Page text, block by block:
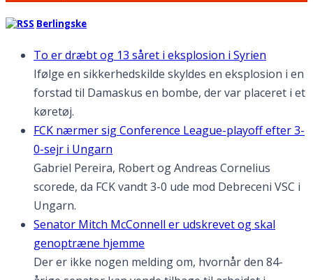
Berlingske
To er dræbt og 13 såret i eksplosion i Syrien
Ifølge en sikkerhedskilde skyldes en eksplosion i en
forstad til Damaskus en bombe, der var placeret i et
køretøj.
FCK nærmer sig Conference League-playoff efter 3-
0-sejr i Ungarn
Gabriel Pereira, Robert og Andreas Cornelius
scorede, da FCK vandt 3-0 ude mod Debreceni VSC i
Ungarn.
Senator Mitch McConnell er udskrevet og skal
genoptræne hjemme
Der er ikke nogen melding om, hvornår den 84-